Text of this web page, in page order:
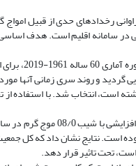
رخدادهای حدی از قبیل
سامانه اقلیم است. هدف
از داده
گردید و روند سری زمانی آنها
اهواز حاکمیت داشته است، انتخاب
نتایج بیانگر آن بود که
از 44 تا 55 درجه متفاوت بوده است.